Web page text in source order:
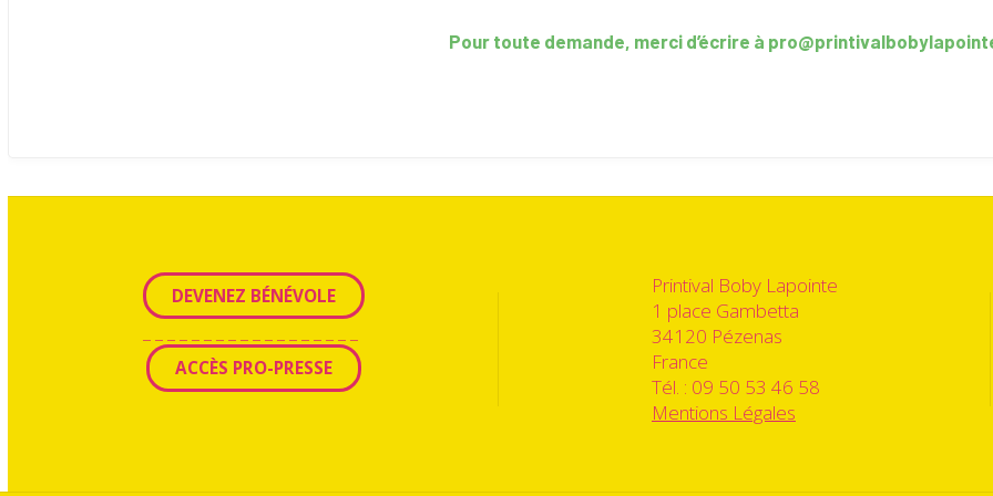
Pour toute demande, merci d’écrire à
DEVENEZ BÉNÉVOLE
ACCÈS PRO-PRESSE
Printival Boby Lapointe
1 place Gambetta
34120 Pézenas
France
Tél. : 09 50 53 46 58
Mentions Légales